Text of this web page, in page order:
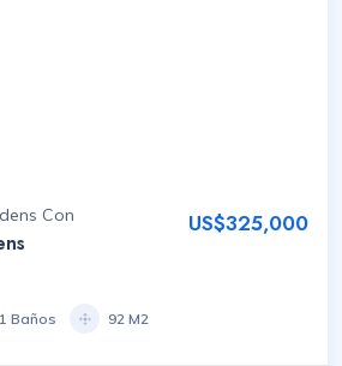
Con US$325,000
1 Baños 92 M2